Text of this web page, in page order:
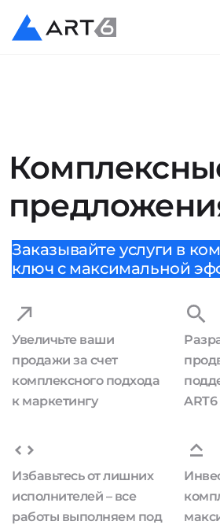
Заказывайте услуги в
ключ с максимальной
Увеличьте ваши
продажи за счет
комплексного подхода
к маркетингу
ART6
Избавьтесь от лишних
исполнителей – все
работы выполняем под